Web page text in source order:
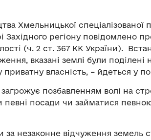
Хмельницької спеціалізованої
Західного регіону повідомлено
(ч. 2 ст. 367 КК України).
вказані землі були поділені
приватну власність, – йдеться у
позбавленням волі на
певні посади чи займатися
незаконне відчуження земель